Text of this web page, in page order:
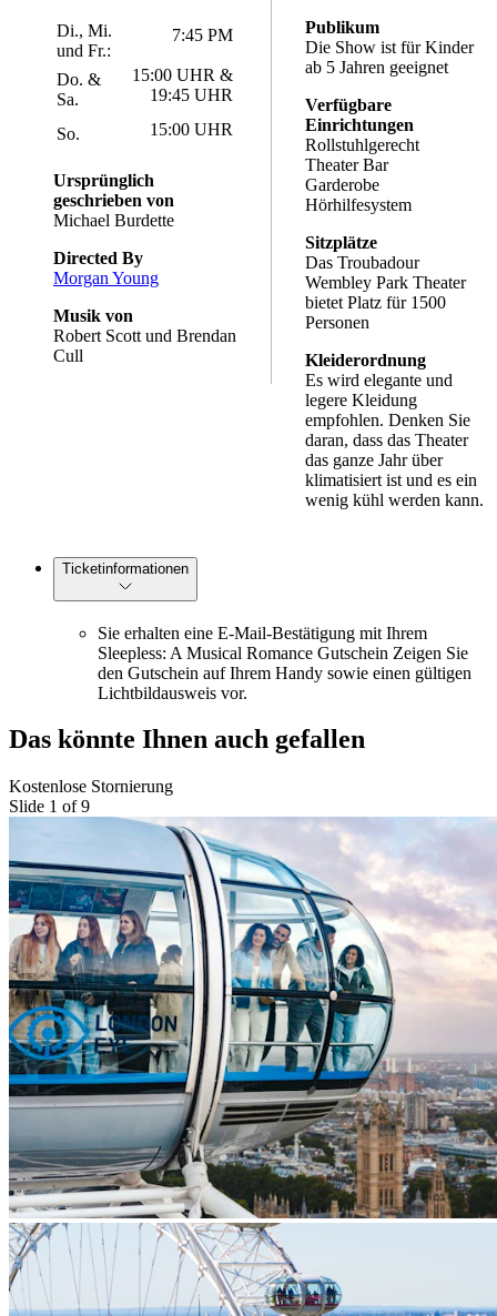
Di., Mi.
und Fr.:
7:45 PM
Do. &
Sa.
15:00 UHR &
19:45 UHR
So. 15:00 UHR
Ursprünglich
geschrieben von
Michael Burdette
Directed By
Morgan Young
Musik von
Robert Scott und Brendan
Cull
Publikum
Die Show ist für Kinder
ab 5 Jahren geeignet
Verfügbare
Einrichtungen
Rollstuhlgerecht
Theater Bar
Garderobe
Hörhilfesystem
Sitzplätze
Das Troubadour
Wembley Park Theater
bietet Platz für 1500
Personen
Kleiderordnung
Es wird elegante und
legere Kleidung
empfohlen. Denken Sie
daran, dass das Theater
das ganze Jahr über
klimatisiert ist und es ein
wenig kühl werden kann.
Ticketinformationen
Sie erhalten eine E-Mail-Bestätigung mit Ihrem
Sleepless: A Musical Romance Gutschein Zeigen Sie
den Gutschein auf Ihrem Handy sowie einen gültigen
Lichtbildausweis vor.
Das könnte Ihnen auch gefallen
Kostenlose Stornierung
Slide 1 of 9